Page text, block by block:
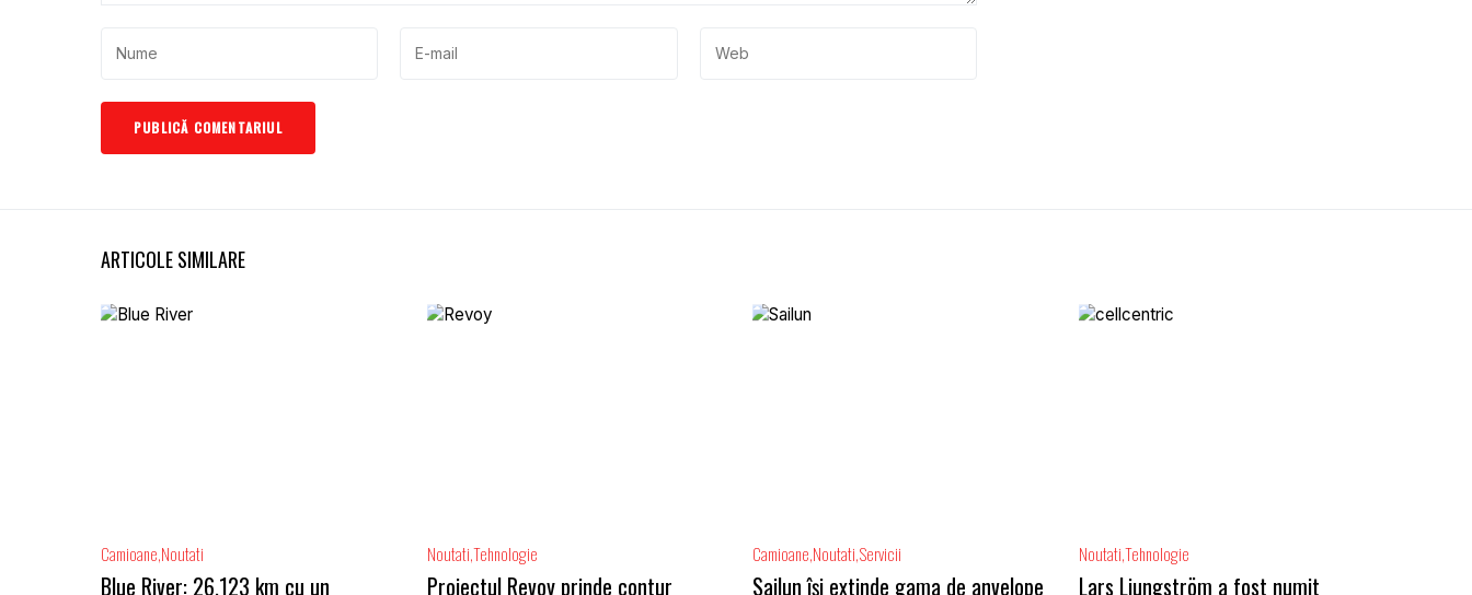
ARTICOLE SIMILARE
Camioane Noutati
Blue River: 26.123 km cu un
NoutatiTehnologie
Proiectul Revoy prinde contur
Camioane Noutati Servicii
Sailun își extinde gama de anvelope
NoutatiTehnologie
Lars Ljungström a fost numit